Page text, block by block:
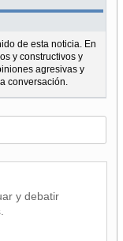
de esta noticia. En
y constructivos y
agresivas y
conversación.
y debatir